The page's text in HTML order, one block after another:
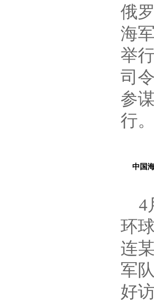
俄
海
举
司
参
行
中国海
4
环
连
军
好